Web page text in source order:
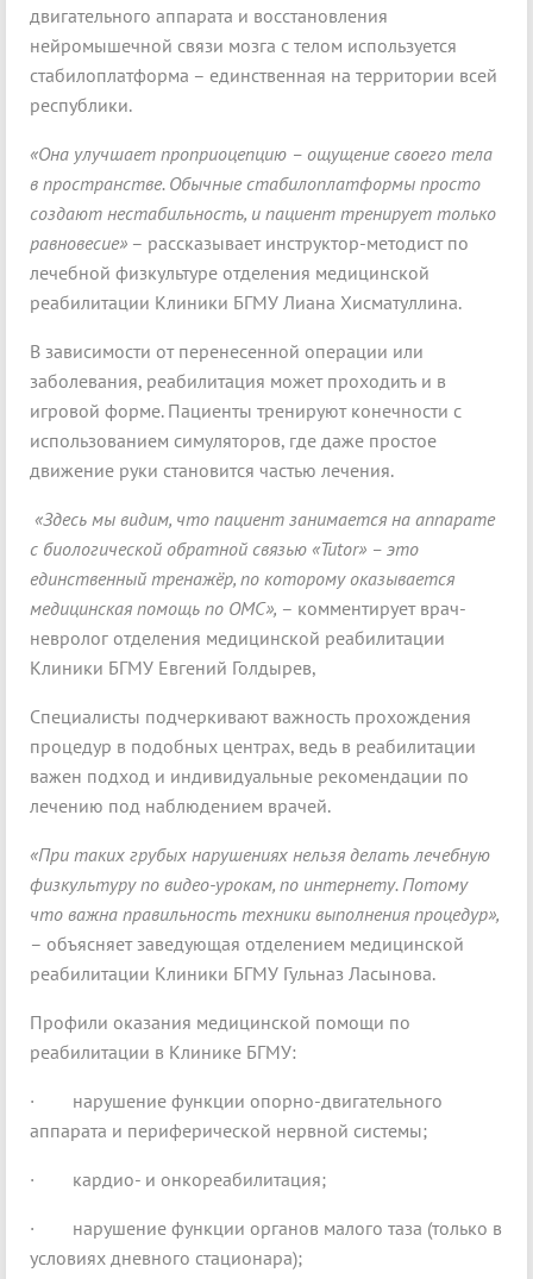
двигательного аппарата и восстановления
нейромышечной связи мозга с телом используется
стабилоплатформа – единственная на территории всей
республики.
«Она улучшает проприоцепцию – ощущение своего тела
в пространстве. Обычные стабилоплатформы просто
создают нестабильность, и пациент тренирует только
равновесие» – рассказывает инструктор-методист по
лечебной физкультуре отделения медицинской
реабилитации Клиники БГМУ Лиана Хисматуллина.
В зависимости от перенесенной операции или
заболевания, реабилитация может проходить и в
игровой форме. Пациенты тренируют конечности с
использованием симуляторов, где даже простое
движение руки становится частью лечения.
«Здесь мы видим, что пациент занимается на аппарате
с биологической обратной связью «Tutor» – это
единственный тренажёр, по которому оказывается
медицинская помощь по ОМС», – комментирует врач-
невролог отделения медицинской реабилитации
Клиники БГМУ Евгений Голдырев,
Специалисты подчеркивают важность прохождения
процедур в подобных центрах, ведь в реабилитации
важен подход и индивидуальные рекомендации по
лечению под наблюдением врачей.
«При таких грубых нарушениях нельзя делать лечебную
физкультуру по видео-урокам, по интернету. Потому
что важна правильность техники выполнения процедур»,
– объясняет заведующая отделением медицинской
реабилитации Клиники БГМУ Гульназ Ласынова.
Профили оказания медицинской помощи по
реабилитации в Клинике БГМУ:
· нарушение функции опорно-двигательного
аппарата и периферической нервной системы;
· кардио- и онкореабилитация;
· нарушение функции органов малого таза (только в
условиях дневного стационара);